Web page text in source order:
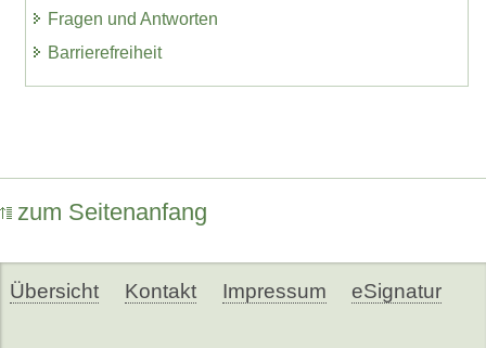
Fragen und Antworten
Barrierefreiheit
zum Seitenanfang
Übersicht Kontakt Impressum eSignatur